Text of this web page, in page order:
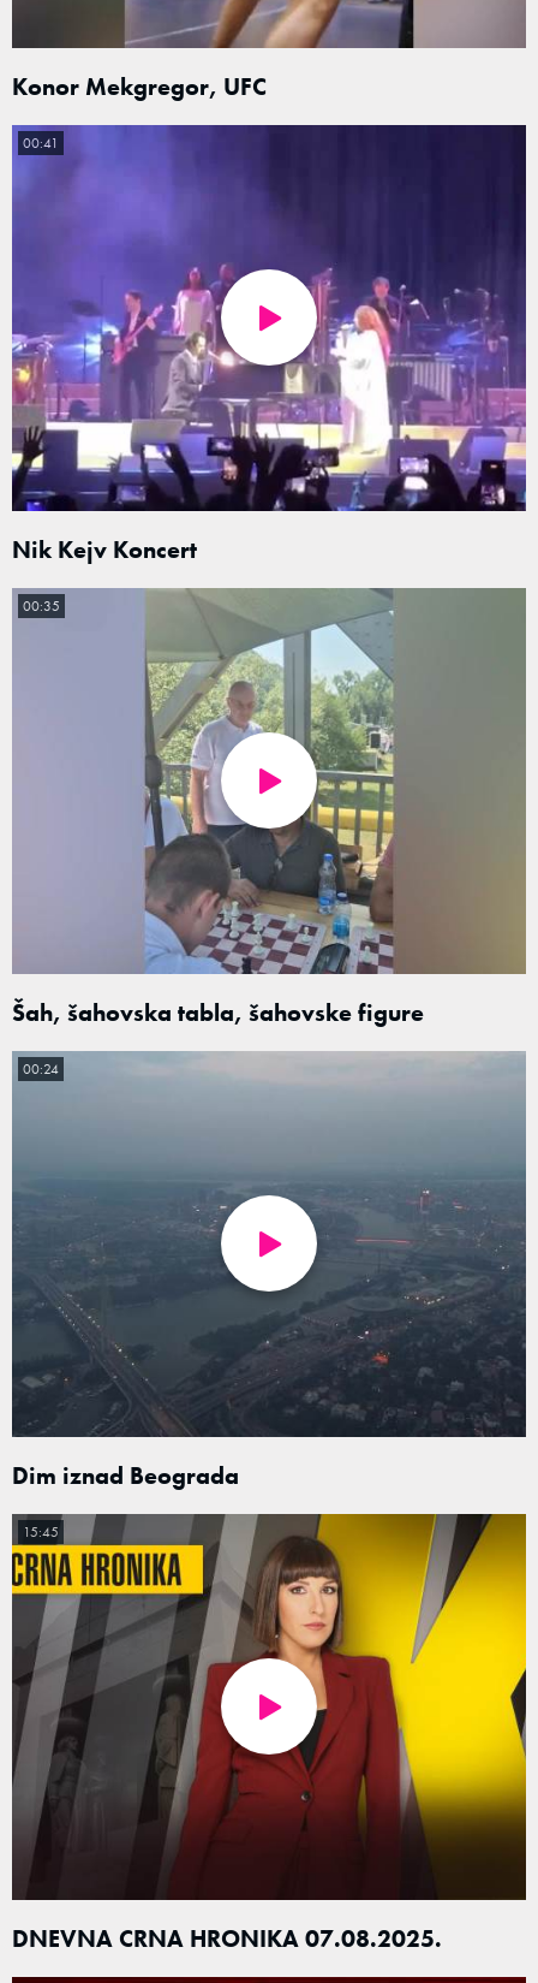
Konor Mekgregor, UFC
Nik Kejv Koncert
00:41
Šah, šahovska tabla, šahovske figure
00:35
Dim iznad Beograda
00:24
DNEVNA CRNA HRONIKA 07.08.2025.
15:45